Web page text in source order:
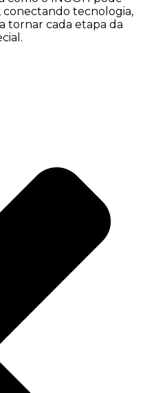
conectando tecnologia,
tornar cada etapa da